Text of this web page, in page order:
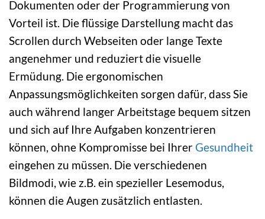
Dokumenten oder der Programmierung von
Vorteil ist. Die flüssige Darstellung macht das
Scrollen durch Webseiten oder lange Texte
angenehmer und reduziert die visuelle
Ermüdung. Die ergonomischen
Anpassungsmöglichkeiten sorgen dafür, dass Sie
auch während langer Arbeitstage bequem sitzen
und sich auf Ihre Aufgaben konzentrieren
können, ohne Kompromisse bei Ihrer Gesundheit
eingehen zu müssen. Die verschiedenen
Bildmodi, wie z.B. ein spezieller Lesemodus,
können die Augen zusätzlich entlasten.